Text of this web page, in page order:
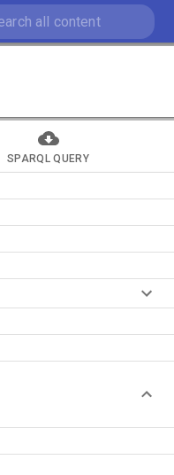
SPARQL QUERY